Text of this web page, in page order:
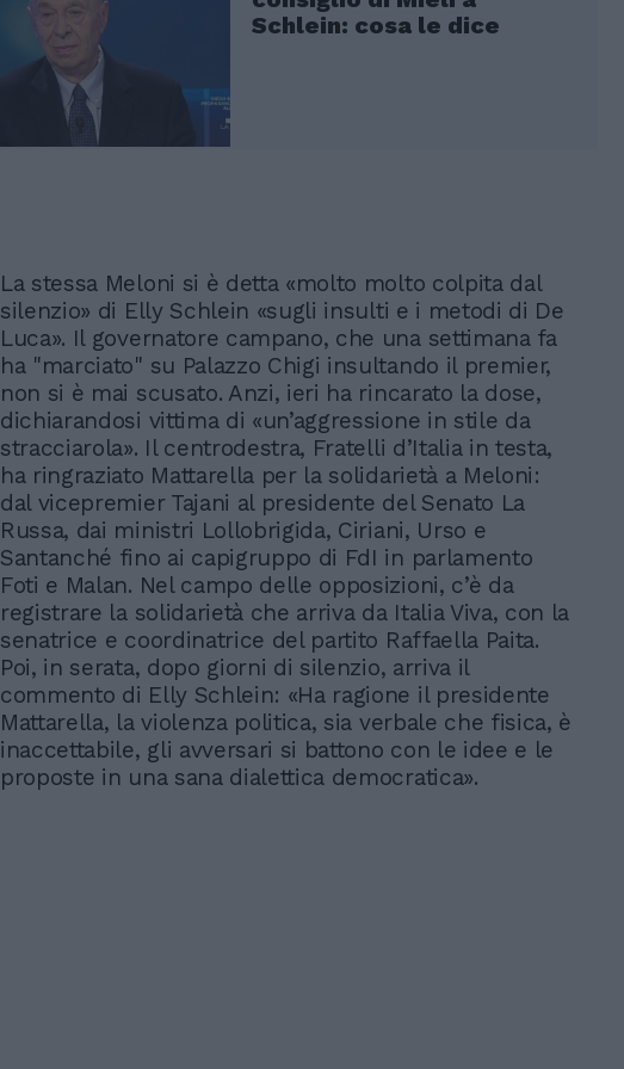
Schlein: cosa le dice
La stessa Meloni si è detta «molto molto colpita dal
silenzio» di Elly Schlein «sugli insulti e i metodi di De
Luca». Il governatore campano, che una settimana fa
ha "marciato" su Palazzo Chigi insultando il premier,
non si è mai scusato. Anzi, ieri ha rincarato la dose,
dichiarandosi vittima di «un’aggressione in stile da
stracciarola». Il centrodestra, Fratelli d’Italia in testa,
ha ringraziato Mattarella per la solidarietà a Meloni:
dal vicepremier Tajani al presidente del Senato La
Russa, dai ministri Lollobrigida, Ciriani, Urso e
Santanché fino ai capigruppo di FdI in parlamento
Foti e Malan. Nel campo delle opposizioni, c’è da
registrare la solidarietà che arriva da Italia Viva, con la
senatrice e coordinatrice del partito Raffaella Paita.
Poi, in serata, dopo giorni di silenzio, arriva il
commento di Elly Schlein: «Ha ragione il presidente
Mattarella, la violenza politica, sia verbale che fisica, è
inaccettabile, gli avversari si battono con le idee e le
proposte in una sana dialettica democratica».